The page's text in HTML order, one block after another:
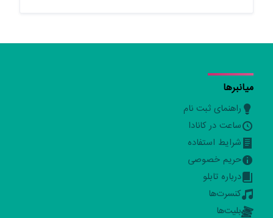
میانبرها
راهنمای ثبت نام
ساعت در کانادا
شرایط استفاده
حریم خصوصی
درباره تابلو
کنسرت‌ها
بلیت‌ها